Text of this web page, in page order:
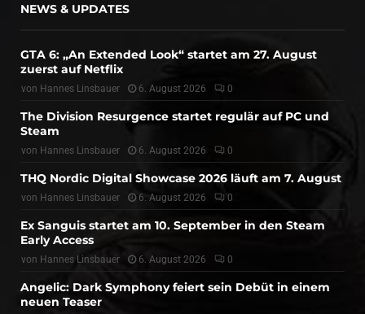
NEWS & UPDATES
GTA 6: „An Extended Look“ startet am 27. August
zuerst auf Netflix
von Hannes Linsbauer 6. August 2026 0
The Division Resurgence startet regulär auf PC und
Steam
von Hannes Linsbauer 6. August 2026 0
THQ Nordic Digital Showcase 2026 läuft am 7. August
von Hannes Linsbauer 6. August 2026 0
Ex Sanguis startet am 10. September in den Steam
Early Access
von Hannes Linsbauer 6. August 2026 0
Angelic: Dark Symphony feiert sein Debüt in einem
neuen Teaser